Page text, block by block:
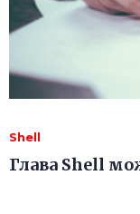
Shell
Глава Shell